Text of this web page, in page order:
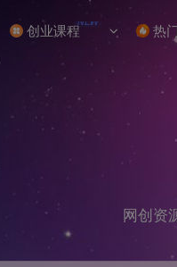
创业课程NEW 热
网创资